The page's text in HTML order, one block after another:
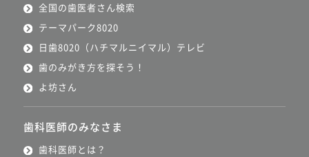
全国の歯医者さん検索
テーマパーク8020
日歯8020（ハチマルニイマル）テレビ
歯のみがき方を探そう！
よ坊さん
歯科医師のみなさま
歯科医師とは？